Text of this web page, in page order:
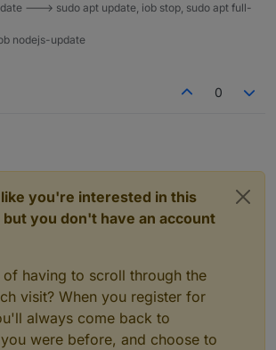
---> sudo apt update, iob stop, sudo apt full-
nodejs-update
0
you're interested in this
you don't have an account
having to scroll through the
visit? When you register for
always come back to
were before, and choose to